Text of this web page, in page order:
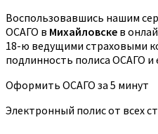
Воспользовавшись нашим
ОСАГО в Михайловске в
18-ю ведущими страховыми
подлинность полиса ОСАГО и
Оформить ОСАГО за 5 минут
Электронный полис от всех